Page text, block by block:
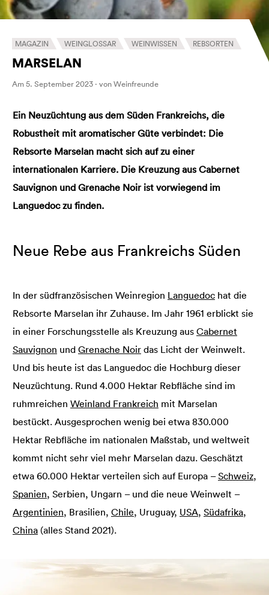
MAGAZIN WEINGLOSSAR WEINWISSEN REBSORTEN
MARSELAN
Am 5. September 2023 · von Weinfreunde
Ein Neuzüchtung aus dem Süden Frankreichs, die
Robustheit mit aromatischer Güte verbindet: Die
Rebsorte Marselan macht sich auf zu einer
internationalen Karriere. Die Kreuzung aus Cabernet
Sauvignon und Grenache Noir ist vorwiegend im
Languedoc zu finden.
Neue Rebe aus Frankreichs Süden
In der südfranzösischen Weinregion Languedoc hat die
Rebsorte Marselan ihr Zuhause. Im Jahr 1961 erblickt sie
in einer Forschungsstelle als Kreuzung aus Cabernet
Sauvignon und Grenache Noir das Licht der Weinwelt.
Und bis heute ist das Languedoc die Hochburg dieser
Neuzüchtung. Rund 4.000 Hektar Rebfläche sind im
ruhmreichen Weinland Frankreich mit Marselan
bestückt. Ausgesprochen wenig bei etwa 830.000
Hektar Rebfläche im nationalen Maßstab, und weltweit
kommt nicht sehr viel mehr Marselan dazu. Geschätzt
etwa 60.000 Hektar verteilen sich auf Europa –Schweiz,
Spanien, Serbien, Ungarn – und die neue Weinwelt –
Argentinien, Brasilien, Chile, Uruguay, USA, Südafrika,
China (alles Stand 2021).